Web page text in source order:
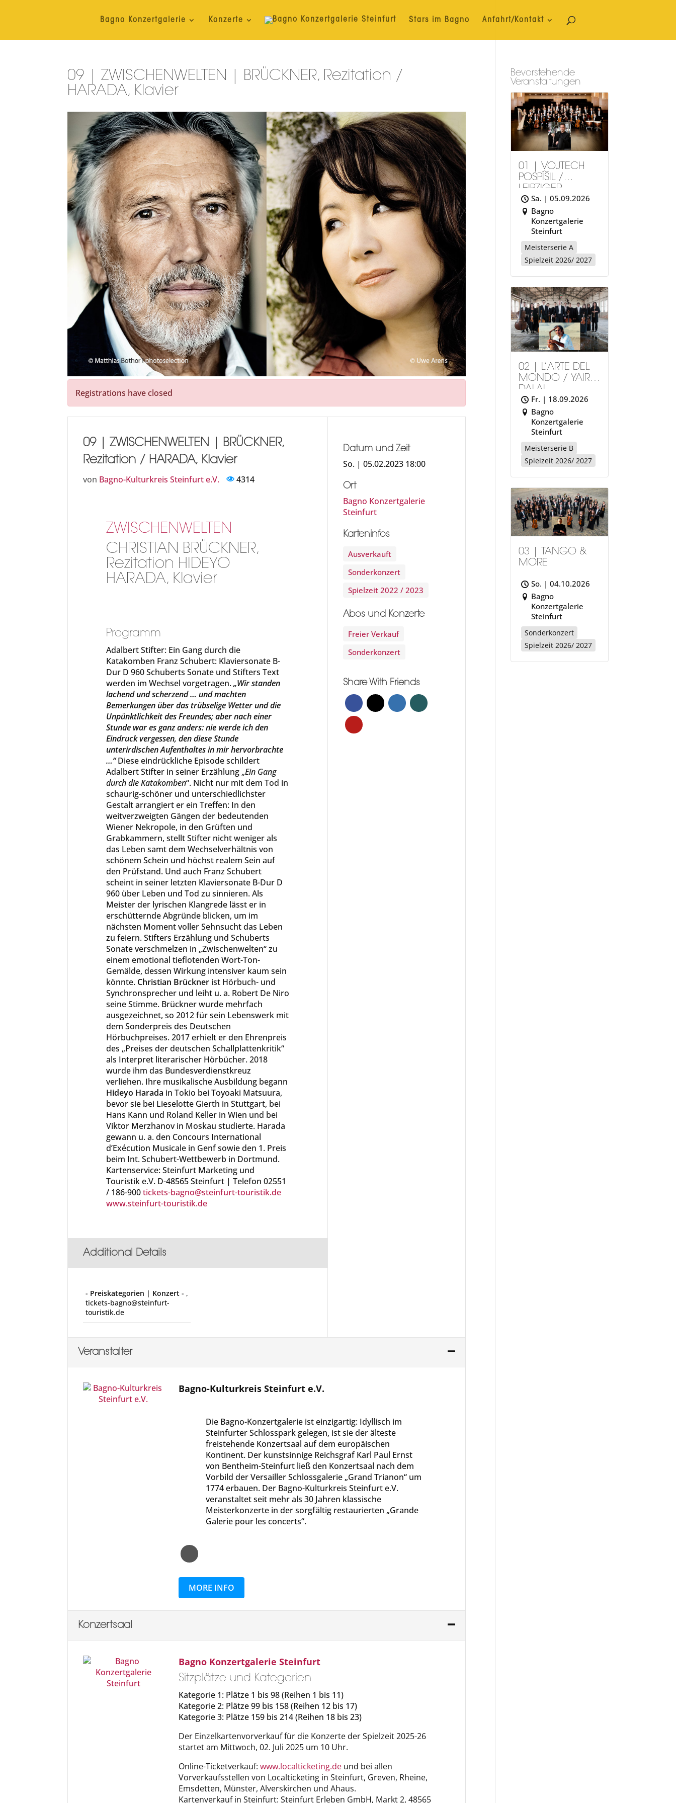
Bagno Konzertgalerie Konzerte Stars im Bagno Anfahrt/Kontakt
09 | ZWISCHENWELTEN | BRÜCKNER, Rezitation /
HARADA, Klavier
Registrations have closed
09 | ZWISCHENWELTEN | BRÜCKNER,
Rezitation / HARADA, Klavier
von Bagno-Kulturkreis Steinfurt e.V. 4314
ZWISCHENWELTEN
CHRISTIAN BRÜCKNER,
Rezitation HIDEYO
HARADA, Klavier
Programm
Adalbert Stifter: Ein Gang durch die
Katakomben Franz Schubert: Klaviersonate B-
Dur D 960 Schuberts Sonate und Stifters Text
werden im Wechsel vorgetragen.„Wir standen
lachend und scherzend … und machten
Bemerkungen über das trübselige Wetter und die
Unpünktlichkeit des Freundes; aber nach einer
Stunde war es ganz anders: nie werde ich den
Eindruck vergessen, den diese Stunde
unterirdischen Aufenthaltes in mir hervorbrachte
…“Diese eindrückliche Episode schildert
Adalbert Stifter in seiner Erzählung „Ein Gang
durch die Katakomben“. Nicht nur mit dem Tod in
schaurig-schöner und unterschiedlichster
Gestalt arrangiert er ein Treffen: In den
weitverzweigten Gängen der bedeutenden
Wiener Nekropole, in den Grüften und
Grabkammern, stellt Stifter nicht weniger als
das Leben samt dem Wechselverhältnis von
schönem Schein und höchst realem Sein auf
den Prüfstand. Und auch Franz Schubert
scheint in seiner letzten Klaviersonate B-Dur D
960 über Leben und Tod zu sinnieren. Als
Meister der lyrischen Klangrede lässt er in
erschütternde Abgründe blicken, um im
nächsten Moment voller Sehnsucht das Leben
zu feiern. Stifters Erzählung und Schuberts
Sonate verschmelzen in „Zwischenwelten“ zu
einem emotional tieflotenden Wort-Ton-
Gemälde, dessen Wirkung intensiver kaum sein
könnte. Christian Brückner ist Hörbuch- und
Synchronsprecher und leiht u. a. Robert De Niro
seine Stimme. Brückner wurde mehrfach
ausgezeichnet, so 2012 für sein Lebenswerk mit
dem Sonderpreis des Deutschen
Hörbuchpreises. 2017 erhielt er den Ehrenpreis
des „Preises der deutschen Schallplattenkritik“
als Interpret literarischer Hörbücher. 2018
wurde ihm das Bundesverdienstkreuz
verliehen. Ihre musikalische Ausbildung begann
Hideyo Harada in Tokio bei Toyoaki Matsuura,
bevor sie bei Lieselotte Gierth in Stuttgart, bei
Hans Kann und Roland Keller in Wien und bei
Viktor Merzhanov in Moskau studierte. Harada
gewann u. a. den Concours International
d’Exécution Musicale in Genf sowie den 1. Preis
beim Int. Schubert-Wettbewerb in Dortmund.
Kartenservice: Steinfurt Marketing und
Touristik e.V. D-48565 Steinfurt | Telefon 02551
/ 186-900tickets-bagno@steinfurt-touristik.de
www.steinfurt-touristik.de
Additional Details
- Preiskategorien | Konzert - ,
tickets-bagno@steinfurt-
touristik.de
Datum und Zeit
So. | 05.02.2023 18:00
Ort
Bagno Konzertgalerie
Steinfurt
Karteninfos
Ausverkauft
Sonderkonzert
Spielzeit 2022 / 2023
Abos und Konzerte
Freier Verkauf
Sonderkonzert
Share With Friends
Veranstalter
Bagno-Kulturkreis Steinfurt e.V.
Die Bagno-Konzertgalerie ist einzigartig: Idyllisch im
Steinfurter Schlosspark gelegen, ist sie der älteste
freistehende Konzertsaal auf dem europäischen
Kontinent. Der kunstsinnige Reichsgraf Karl Paul Ernst
von Bentheim-Steinfurt ließ den Konzertsaal nach dem
Vorbild der Versailler Schlossgalerie „Grand Trianon“ um
1774 erbauen. Der Bagno-Kulturkreis Steinfurt e.V.
veranstaltet seit mehr als 30 Jahren klassische
Meisterkonzerte in der sorgfältig restaurierten „Grande
Galerie pour les concerts“.
MORE INFO
Konzertsaal
Bagno Konzertgalerie Steinfurt
Sitzplätze und Kategorien
Kategorie 1: Plätze 1 bis 98 (Reihen 1 bis 11)
Kategorie 2: Plätze 99 bis 158 (Reihen 12 bis 17)
Kategorie 3: Plätze 159 bis 214 (Reihen 18 bis 23)
Der Einzelkartenvorverkauf für die Konzerte der Spielzeit 2025-26
startet am Mittwoch, 02. Juli 2025 um 10 Uhr.
Online-Ticketverkauf:www.localticketing.de und bei allen
Vorverkaufsstellen von Localticketing in Steinfurt, Greven, Rheine,
Emsdetten, Münster, Alverskirchen und Ahaus.
Kartenverkauf in Steinfurt: Steinfurt Erleben GmbH, Markt 2, 48565
Bevorstehende
Veranstaltungen
01 | VOJTÉCH
POSPÍŠIL /
LEIPZIGER
SYMPHONIEORC
HESTER
Sa. | 05.09.2026
Bagno
Konzertgalerie
Steinfurt
Meisterserie A
Spielzeit 2026/ 2027
02 | L’ARTE DEL
MONDO / YAIR
DALAL
Fr. | 18.09.2026
Bagno
Konzertgalerie
Steinfurt
Meisterserie B
Spielzeit 2026/ 2027
03 | TANGO &
MORE
So. | 04.10.2026
Bagno
Konzertgalerie
Steinfurt
Sonderkonzert
Spielzeit 2026/ 2027